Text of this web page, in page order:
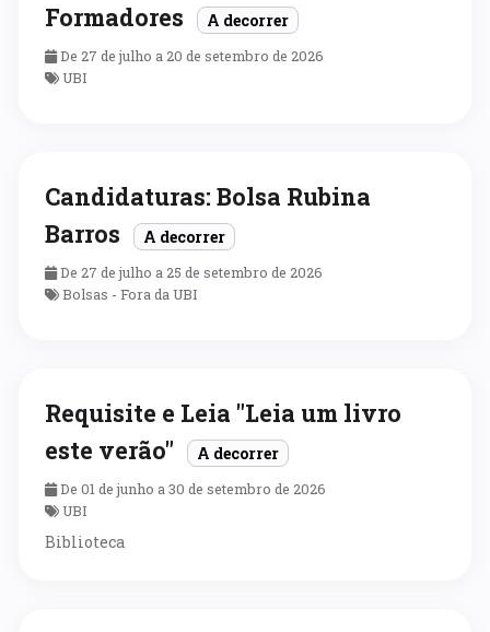
Formadores
A decorrer
De 27 de julho a 20 de setembro de 2026
UBI
Candidaturas: Bolsa Rubina
Barros
A decorrer
De 27 de julho a 25 de setembro de 2026
Bolsas - Fora da UBI
Requisite e Leia "Leia um livro
este verão"
A decorrer
De 01 de junho a 30 de setembro de 2026
UBI
Biblioteca